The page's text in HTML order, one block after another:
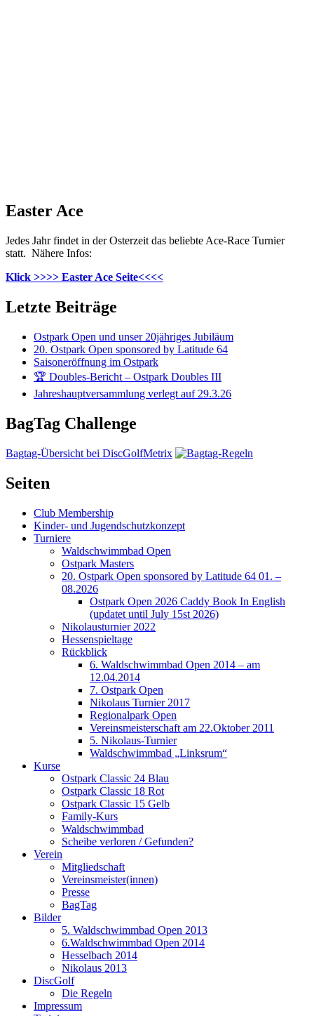
Easter Ace
Jedes Jahr findet in der Osterzeit das beliebte Ace-Race Turnier
statt. Nähere Infos:
Klick >>>> Easter Ace Seite<<<<
Letzte Beiträge
Ostpark Open und unser 20jähriges Jubiläum
20. Ostpark Open sponsored by Latitude 64
Saisoneröffnung im Ostpark
🏆 Doubles-Bericht – Ostpark Doubles III
Jahreshauptversammlung verlegt auf 29.3.26
BagTag Challenge
Bagtag-Übersicht bei DiscGolfMetrix
Seiten
Club Membership
Kinder- und Jugendschutzkonzept
Turniere
Waldschwimmbad Open
Ostpark Masters
20. Ostpark Open sponsored by Latitude 64 01. –
08.2026
Ostpark Open 2026 Caddy Book In English
(updatet until July 15st 2026)
Nikolausturnier 2022
Hessenspieltage
Rückblick
6. Waldschwimmbad Open 2014 – am
12.04.2014
7. Ostpark Open
Nikolaus Turnier 2017
Regionalpark Open
Vereinsmeisterschaft am 22.Oktober 2011
5. Nikolaus-Turnier
Waldschwimmbad „Linksrum“
Kurse
Ostpark Classic 24 Blau
Ostpark Classic 18 Rot
Ostpark Classic 15 Gelb
Family-Kurs
Waldschwimmbad
Scheibe verloren / Gefunden?
Verein
Mitgliedschaft
Vereinsmeister(innen)
Presse
BagTag
Bilder
5. Waldschwimmbad Open 2013
6.Waldschwimmbad Open 2014
Hesselbach 2014
Nikolaus 2013
DiscGolf
Die Regeln
Impressum